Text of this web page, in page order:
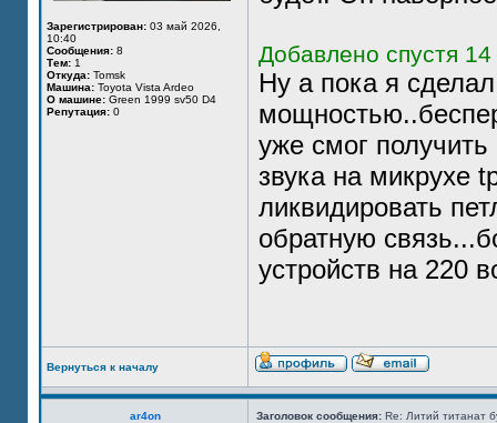
Зарегистрирован: 03 май 2026,
10:40
Сообщения: 8
Тем: 1
Откуда: Tomsk
Машина: Toyota Vista Ardeo
О машине: Green 1999 sv50 D4
Репутация: 0
Добавлено спустя
Ну а пока я
уже смог
звука на микрухе
ликвидировать
обратную
устройств на 220
Вернуться к началу
ar4on Заголовок сообщения: Re: Литий титанат